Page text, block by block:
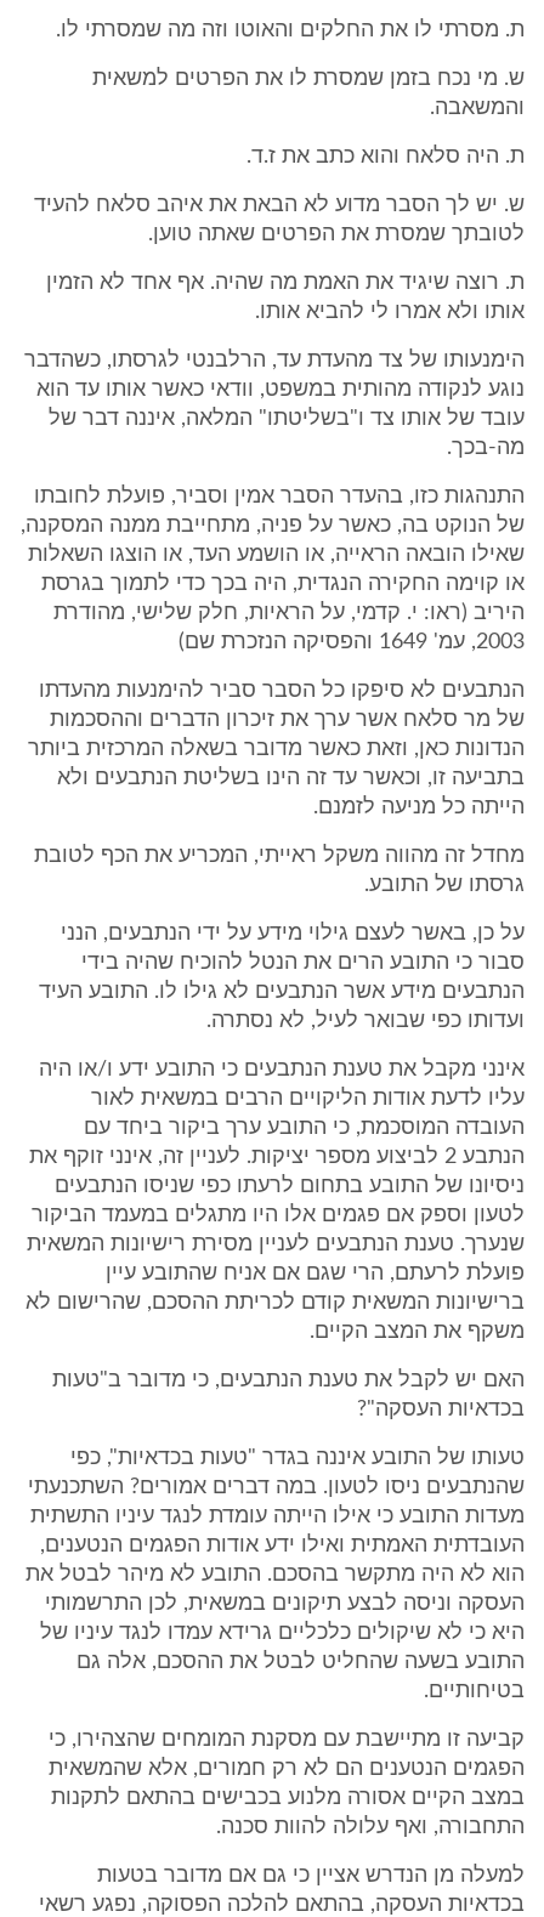
ת. מסרתי לו את החלקים והאוטו וזה מה שמסרתי לו.
ש. מי נכח בזמן שמסרת לו את הפרטים למשאית
והמשאבה.
ת. היה סלאח והוא כתב את ז.ד.
ש. יש לך הסבר מדוע לא הבאת את איהב סלאח להעיד
לטובתך שמסרת את הפרטים שאתה טוען.
ת. רוצה שיגיד את האמת מה שהיה. אף אחד לא הזמין
אותו ולא אמרו לי להביא אותו.
הימנעותו של צד מהעדת עד, הרלבנטי לגרסתו, כשהדבר
נוגע לנקודה מהותית במשפט, וודאי כאשר אותו עד הוא
עובד של אותו צד ו"בשליטתו" המלאה, איננה דבר של
מה-בכך.
התנהגות כזו, בהעדר הסבר אמין וסביר, פועלת לחובתו
של הנוקט בה, כאשר על פניה, מתחייבת ממנה המסקנה,
שאילו הובאה הראייה, או הושמע העד, או הוצגו השאלות
או קוימה החקירה הנגדית, היה בכך כדי לתמוך בגרסת
היריב (ראו: י. קדמי, על הראיות, חלק שלישי, מהודרת
2003, עמ' 1649 והפסיקה הנזכרת שם)
הנתבעים לא סיפקו כל הסבר סביר להימנעות מהעדתו
של מר סלאח אשר ערך את זיכרון הדברים וההסכמות
הנדונות כאן, וזאת כאשר מדובר בשאלה המרכזית ביותר
בתביעה זו, וכאשר עד זה הינו בשליטת הנתבעים ולא
הייתה כל מניעה לזמנם.
מחדל זה מהווה משקל ראייתי, המכריע את הכף לטובת
גרסתו של התובע.
על כן, באשר לעצם גילוי מידע על ידי הנתבעים, הנני
סבור כי התובע הרים את הנטל להוכיח שהיה בידי
הנתבעים מידע אשר הנתבעים לא גילו לו. התובע העיד
ועדותו כפי שבואר לעיל, לא נסתרה.
אינני מקבל את טענת הנתבעים כי התובע ידע ו/או היה
עליו לדעת אודות הליקויים הרבים במשאית לאור
העובדה המוסכמת, כי התובע ערך ביקור ביחד עם
הנתבע 2 לביצוע מספר יציקות. לעניין זה, אינני זוקף את
ניסיונו של התובע בתחום לרעתו כפי שניסו הנתבעים
לטעון וספק אם פגמים אלו היו מתגלים במעמד הביקור
שנערך. טענת הנתבעים לעניין מסירת רישיונות המשאית
פועלת לרעתם, הרי שגם אם אניח שהתובע עיין
ברישיונות המשאית קודם לכריתת ההסכם, שהרישום לא
משקף את המצב הקיים.
האם יש לקבל את טענת הנתבעים, כי מדובר ב"טעות
בכדאיות העסקה"?
טעותו של התובע איננה בגדר "טעות בכדאיות", כפי
שהנתבעים ניסו לטעון. במה דברים אמורים? השתכנעתי
מעדות התובע כי אילו הייתה עומדת לנגד עיניו התשתית
העובדתית האמתית ואילו ידע אודות הפגמים הנטענים,
הוא לא היה מתקשר בהסכם. התובע לא מיהר לבטל את
העסקה וניסה לבצע תיקונים במשאית, לכן התרשמותי
היא כי לא שיקולים כלכליים גרידא עמדו לנגד עיניו של
התובע בשעה שהחליט לבטל את ההסכם, אלה גם
בטיחותיים.
קביעה זו מתיישבת עם מסקנת המומחים שהצהירו, כי
הפגמים הנטענים הם לא רק חמורים, אלא שהמשאית
במצב הקיים אסורה מלנוע בכבישים בהתאם לתקנות
התחבורה, ואף עלולה להוות סכנה.
למעלה מן הנדרש אציין כי גם אם מדובר בטעות
בכדאיות העסקה, בהתאם להלכה הפסוקה, נפגע רשאי